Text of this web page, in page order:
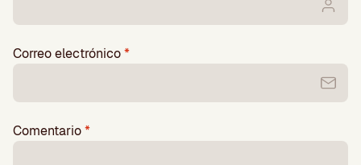
Correo electrónico*
Comentario*